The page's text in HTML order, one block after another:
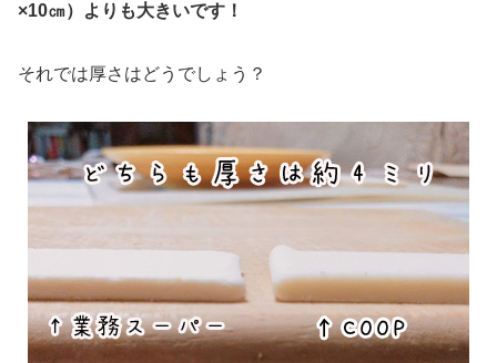
×10㎝）よりも大きいです！
それでは厚さはどうでしょう？